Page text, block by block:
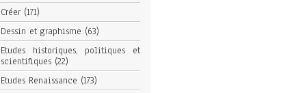
Créer(171)
Dessin et graphisme (63)
Etudes historiques, politiques et
scientifiques(22)
Etudes Renaissance (173)